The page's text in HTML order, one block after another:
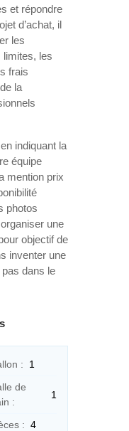
et répondre
d’achat, il
les
limites, les
frais
la
indiquant la
équipe
mention prix
photos
une
objectif de
inventer une
dans le
:
1
de
:
1
: 4